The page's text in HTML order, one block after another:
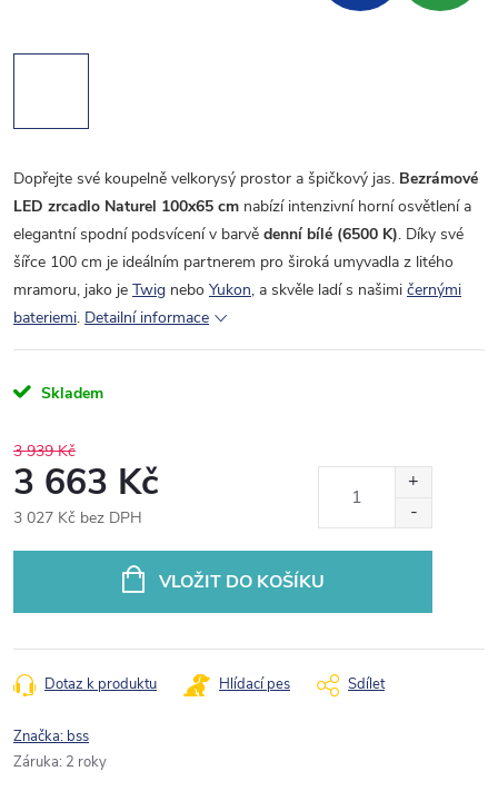
Dopřejte své koupelně velkorysý prostor a špičkový jas. Bezrámové
LED zrcadlo Naturel 100x65 cm nabízí intenzivní horní osvětlení a
elegantní spodní podsvícení v barvě denní bílé (6500 K). Díky své
šířce 100 cm je ideálním partnerem pro široká umyvadla z litého
mramoru, jako je Twig nebo Yukon, a skvěle ladí s našimi černými
bateriemi. Detailní informace
Skladem
3 939 Kč
3 663 Kč
3 027 Kč bez DPH
VLOŽIT DO KOŠÍKU
Dotaz k produktu Hlídací pes Sdílet
Značka: bss
Záruka: 2 roky